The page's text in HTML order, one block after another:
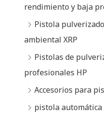
rendimiento y baja
Pistola
ambiental XRP
Pistolas de
profesionales HP
Accesorios para
pistola automática